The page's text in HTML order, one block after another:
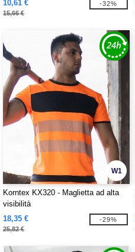
10,61 €
15,66 €
-32%
W1
Korntex KX320 - Maglietta ad alta
visibilità
18,35 €
25,82 €
-29%